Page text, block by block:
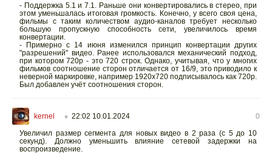
- Поддержка 5.1 и 7.1. Раньше они конвертировались в стерео, при
этом уменьшалась итоговая громкость. Конечно, у всего своя цена,
фильмы с таким количеством аудио-каналов требует несколько
большую пропускную способность сети, увеличилось время
конвертации.
- Примерно с 14 июня изменился принцип конвертации других
"разрешений" видео. Ранее использовался механический подход,
при котором 720p - это 720 строк. Однако, учитывая, что у многих
фильмов соотношение сторон отличается от 16/9, это приводило к
неверной маркировке, например 1920x720 подписывалось как 720p.
Был добавлен учёт соотношения сторон.
kernel ○ 22:02 10.01.2024
0
Увеличил размер сегмента для новых видео в 2 раза (с 5 до 10
секунд). Должно уменьшить влияние сетевой задержки на
воспроизведение.